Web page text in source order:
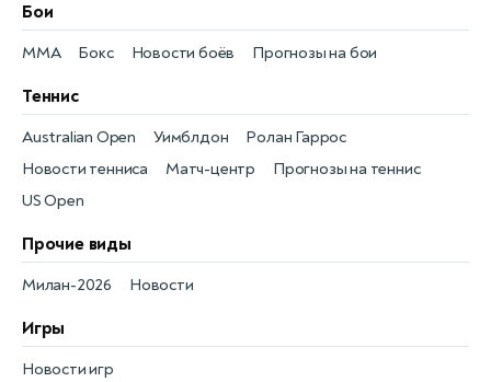
Бои
Новости боёв
MMA Прогнозы на бои
Бокс
Теннис
Новости тенниса
Australian Open
Матч-центр
Уимблдон
Прогнозы на теннис
Ролан Гаррос
US Open
Прочие виды
Новости
Милан-2026
Игры
Новости игр